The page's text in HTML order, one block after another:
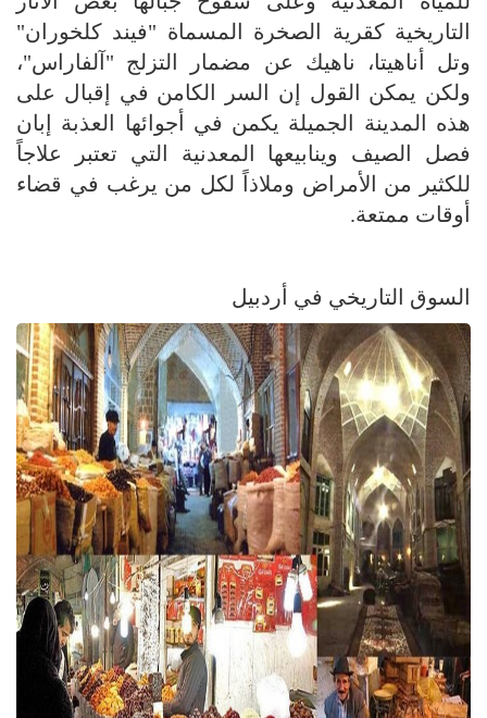
التاريخية كقرية الصخرة المسماة "فيند كلخوران"
وتل أناهيتا، ناهيك عن مضمار التزلج "آلفاراس"،
ولكن يمكن القول إن السر الكامن في إقبال على
هذه المدينة الجميلة يكمن في أجوائها العذبة إبان
فصل الصيف وينابيعها المعدنية التي تعتبر علاجاً
للكثير من الأمراض وملاذاً لكل من يرغب في قضاء
أوقات ممتعة.
السوق التاريخي في أردبيل